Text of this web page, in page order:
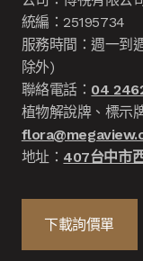
統編：25195734
服務時間：週一到
除外)
聯絡電話： 04
植物解說牌、標示
地址： 407台中市
下載詢價單